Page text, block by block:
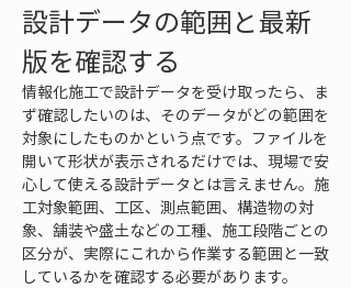
設計データの範囲と最新
版を確認する
情報化施工で設計データを受け取ったら、ま
ず確認したいのは、そのデータがどの範囲を
対象にしたものかという点です。ファイルを
開いて形状が表示されるだけでは、現場で安
心して使える設計データとは言えません。施
工対象範囲、工区、測点範囲、構造物の対
象、舗装や盛土などの工種、施工段階ごとの
区分が、実際にこれから作業する範囲と一致
しているかを確認する必要があります。